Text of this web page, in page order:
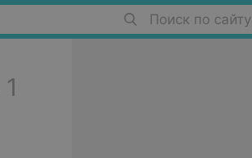
Поиск по сайту
1